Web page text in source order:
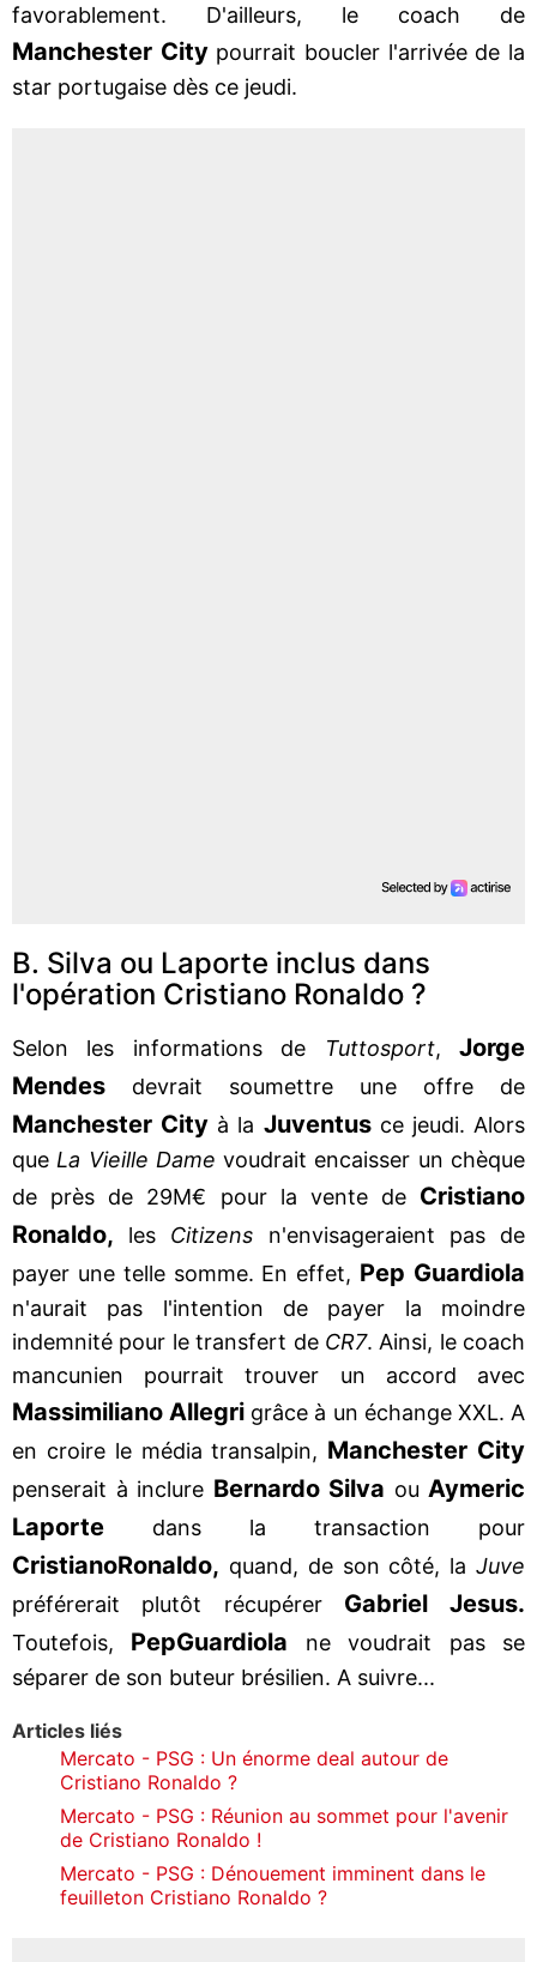
favorablement. D'ailleurs, le coach de
Manchester Citypourrait boucler l'arrivée de la
star portugaise dès ce jeudi.
B. Silva ou Laporte inclus dans
l'opération Cristiano Ronaldo ?
Selon les informations de Tuttosport,Jorge
Mendes devrait soumettre une offre de
Manchester City à la Juventusce jeudi. Alors
que La Vieille Dame voudrait encaisser un chèque
de près de 29M€ pour la vente de Cristiano
Ronaldo, les Citizens n'envisageraient pas de
payer une telle somme. En effet, Pep Guardiola
n'aurait pas l'intention de payer la moindre
indemnité pour le transfert de CR7. Ainsi, le coach
mancunien pourrait trouver un accord avec
Massimiliano Allegri grâce à un échange XXL. A
en croire le média transalpin, Manchester City
penserait à inclure Bernardo Silva ou Aymeric
Laporte dans la transaction pour
CristianoRonaldo, quand, de son côté, la Juve
préférerait plutôt récupérer Gabriel Jesus.
Toutefois, PepGuardiola ne voudrait pas se
séparer de son buteur brésilien. A suivre...
Articles liés
Mercato - PSG : Un énorme deal autour de
Cristiano Ronaldo ?
Mercato - PSG : Réunion au sommet pour l'avenir
de Cristiano Ronaldo !
Mercato - PSG : Dénouement imminent dans le
feuilleton Cristiano Ronaldo ?